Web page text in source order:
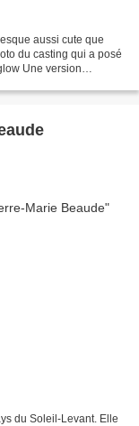
aussi cute que
du casting qui a posé
Une version
du Soleil-Levant. Elle